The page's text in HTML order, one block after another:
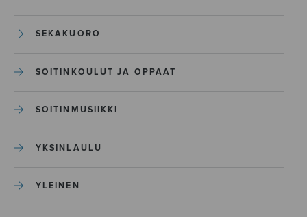
SEKAKUORO
SOITINKOULUT JA OPPAAT
SOITINMUSIIKKI
YKSINLAULU
YLEINEN